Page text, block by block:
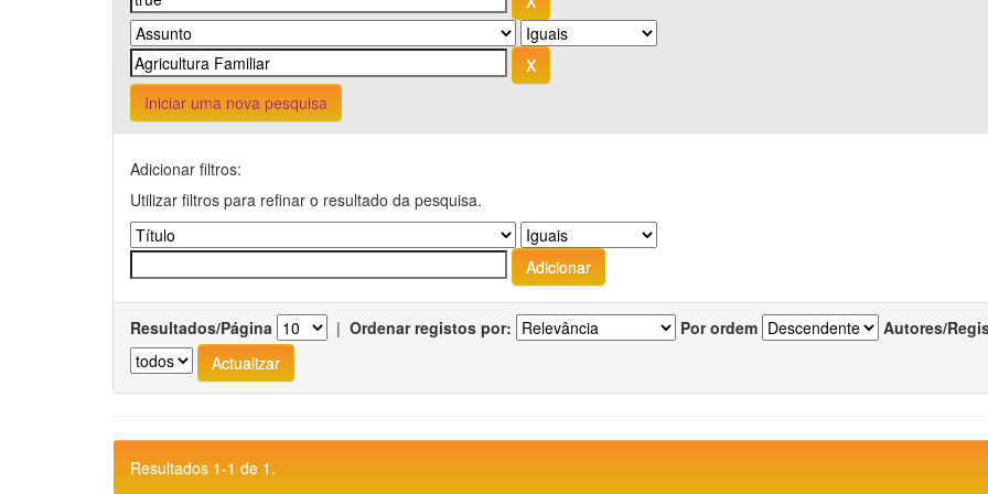
Iniciar uma nova pesquisa
Adicionar filtros:
Utilizar filtros para refinar o resultado da pesquisa.
Resultados/Página | Ordenar registos por: Por ordem Autores/
Resultados 1-1 de 1.